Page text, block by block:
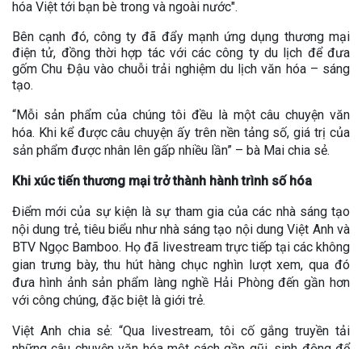
hóa Việt tới bạn bè trong và ngoài nước".
Bên cạnh đó, công ty đã đẩy mạnh ứng dụng thương mại
điện tử, đồng thời hợp tác với các công ty du lịch để đưa
gốm Chu Đậu vào chuỗi trải nghiệm du lịch văn hóa – sáng
tạo.
“Mỗi sản phẩm của chúng tôi đều là một câu chuyện văn
hóa. Khi kể được câu chuyện ấy trên nền tảng số, giá trị của
sản phẩm được nhân lên gấp nhiều lần” – bà Mai chia sẻ.
Khi xúc tiến thương mại trở thành hành trình số hóa
Điểm mới của sự kiện là sự tham gia của các nhà sáng tạo
nội dung trẻ, tiêu biểu như nhà sáng tạo nội dung Việt Anh và
BTV Ngọc Bamboo. Họ đã livestream trực tiếp tại các không
gian trưng bày, thu hút hàng chục nghìn lượt xem, qua đó
đưa hình ảnh sản phẩm làng nghề Hải Phòng đến gần hơn
với công chúng, đặc biệt là giới trẻ.
Việt Anh chia sẻ: “Qua livestream, tôi cố gắng truyền tải